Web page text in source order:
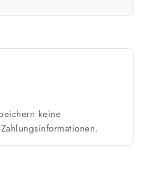
Für 10 % Reserve wird automatisch
keine